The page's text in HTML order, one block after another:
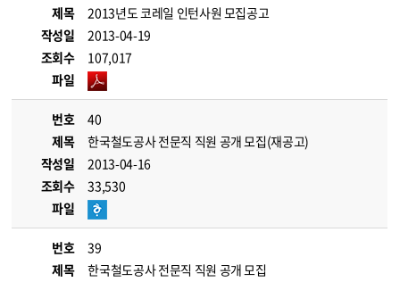
제목
2013년도 코레일 인턴사원 모집공고
작성일
2013-04-19
조회수
107,017
파일
번호
40
제목
한국철도공사 전문직 직원 공개 모집(재공고)
작성일
2013-04-16
조회수
33,530
파일
번호
39
제목
한국철도공사 전문직 직원 공개 모집